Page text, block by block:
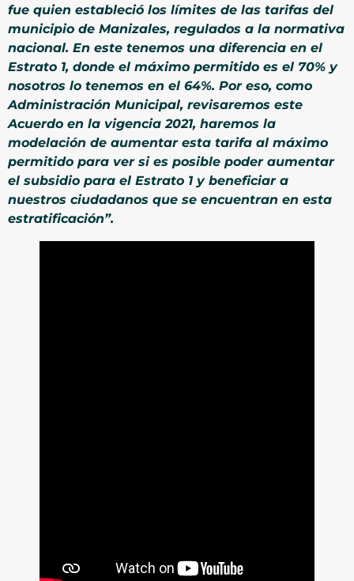
fue quien estableció los límites de las tarifas del
municipio de Manizales, regulados a la normativa
nacional. En este tenemos una diferencia en el
Estrato 1, donde el máximo permitido es el 70% y
nosotros lo tenemos en el 64%. Por eso, como
Administración Municipal, revisaremos este
Acuerdo en la vigencia 2021, haremos la
modelación de aumentar esta tarifa al máximo
permitido para ver si es posible poder aumentar
el subsidio para el Estrato 1 y beneficiar a
nuestros ciudadanos que se encuentran en esta
estratificación”.